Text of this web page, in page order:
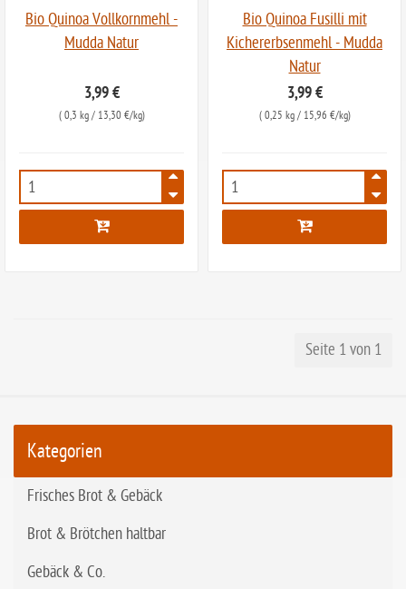
Bio Quinoa Vollkornmehl -
Mudda Natur
3,99 €
( 0,3 kg/ 13,30 €/kg)
8079
Bio Quinoa Fusilli mit
Kichererbsenmehl - Mudda
Natur
3,99 €
( 0,25 kg/ 15,96 €/kg)
8081
Seite 1 von 1
Kategorien
Frisches Brot & Gebäck
Brot & Brötchen haltbar
Gebäck & Co.